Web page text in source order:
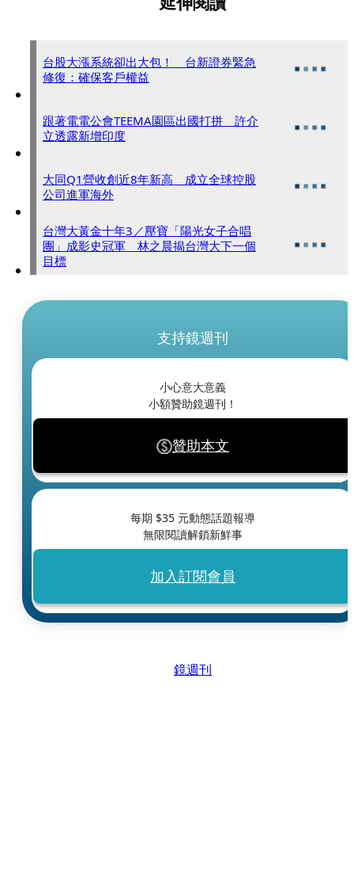
台股大漲系統卻出大包！ 台新證券緊急
修復：確保客戶權益
跟著電電公會TEEMA園區出國打拼 許介
立透露新增印度
大同Q1營收創近8年新高 成立全球控股
公司進軍海外
台灣大黃金十年3／壓寶「陽光女子合唱
團」成影史冠軍 林之晨揭台灣大下一個
目標
支持鏡週刊
小心意大意義
小額贊助鏡週刊！
贊助本文
每期 $35 元動態話題報導
無限閱讀解鎖新鮮事
加入訂閱會員
鏡週刊